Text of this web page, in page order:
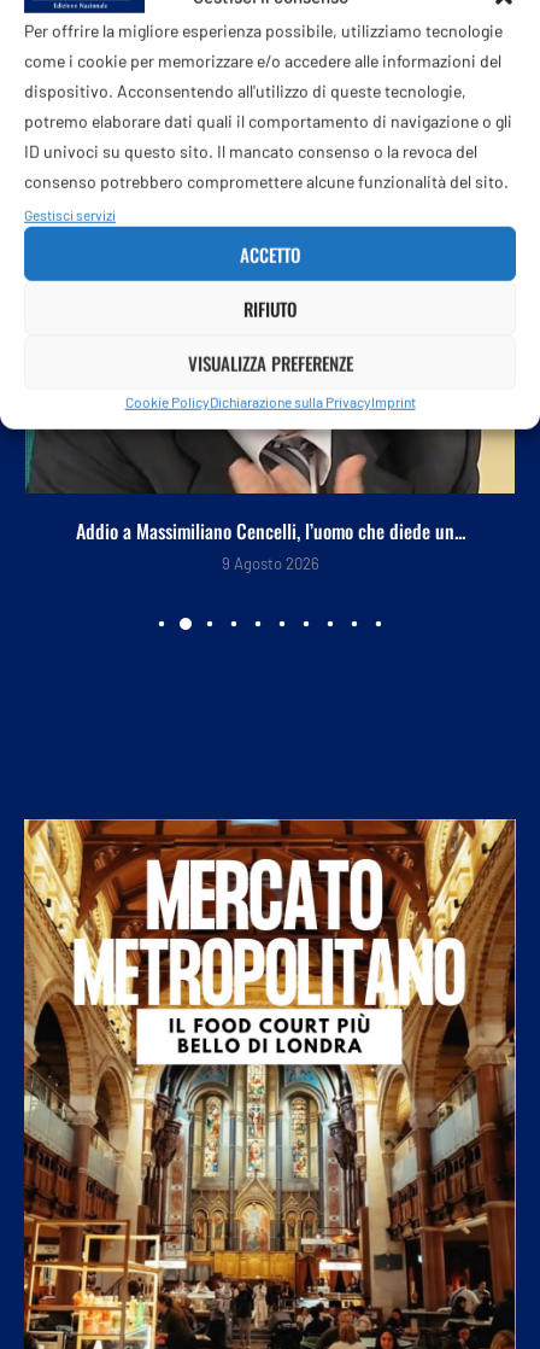
Per offrire la migliore esperienza possibile, utilizziamo tecnologie
come i cookie per memorizzare e/o accedere alle informazioni del
dispositivo. Acconsentendo all'utilizzo di queste tecnologie,
potremo elaborare dati quali il comportamento di navigazione o gli
ID univoci su questo sito. Il mancato consenso o la revoca del
consenso potrebbero compromettere alcune funzionalità del sito.
Gestisci servizi
ACCETTO
RIFIUTO
VISUALIZZA PREFERENZE
Cookie PolicyDichiarazione sulla PrivacyImprint
POTREBBE ANCHE PIACERTI
Addio a Massimiliano Cencelli, l’uomo che diede un...
9 Agosto 2026